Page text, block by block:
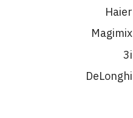
Haier
Magimix
3i
DeLonghi